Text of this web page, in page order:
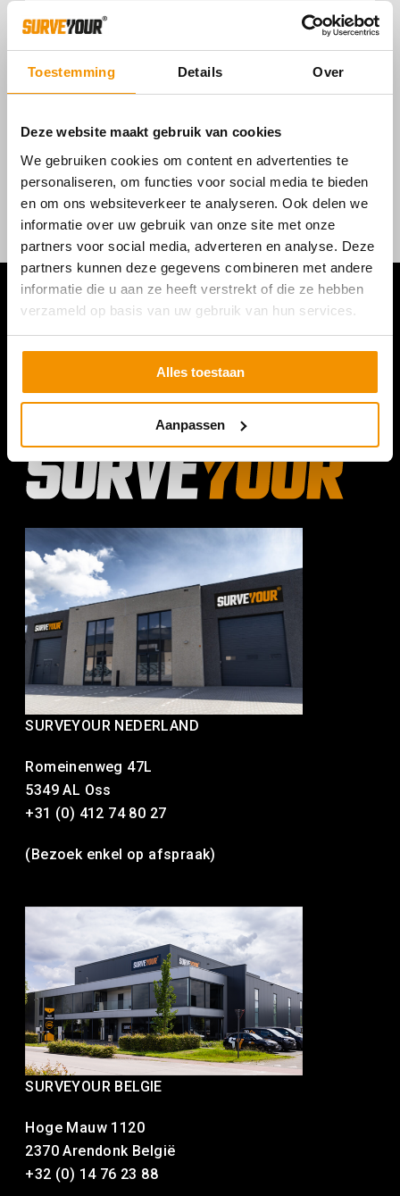
Toestemming Details Over
Deze website maakt gebruik van cookies
We gebruiken cookies om content en advertenties te
personaliseren, om functies voor social media te bieden
en om ons websiteverkeer te analyseren. Ook delen we
informatie over uw gebruik van onze site met onze
partners voor social media, adverteren en analyse. Deze
partners kunnen deze gegevens combineren met andere
informatie die u aan ze heeft verstrekt of die ze hebben
verzameld op basis van uw gebruik van hun services.
Alles toestaan
Aanpassen
ADAPTER 5/8 VERLENG 100MM M/F
SURVEYOUR NEDERLAND
Romeinenweg 47L
5349 AL Oss
+31 (0) 412 74 80 27
(Bezoek enkel op afspraak)
SURVEYOUR BELGIE
Hoge Mauw 1120
2370 Arendonk België
+32 (0) 14 76 23 88